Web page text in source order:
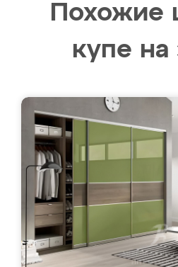
Похожие
купе на